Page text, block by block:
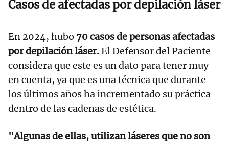
Casos de afectadas por depilación láser
En 2024, hubo 70 casos de personas afectadas
por depilación láser.El Defensor del Paciente
considera que este es un dato para tener muy
en cuenta, ya que es una técnica que durante
los últimos años ha incrementado su práctica
dentro de las cadenas de estética.
"Algunas de ellas, utilizan láseres que no son